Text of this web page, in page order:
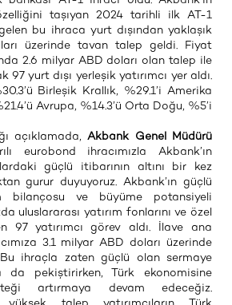
taşıyan 2024 tarihli ilk AT-1
bu ihraca yurt dışından yaklaşık
üzerinde tavan talep geldi. Fiyat
2.6 milyar ABD doları olan talep ile
yurt dışı yerleşik yatırımcı yer aldı.
Birleşik Krallık, %29.1’i Amerika
Avrupa, %14.3’ü Orta Doğu, %5’i
açıklamada,Akbank Genel Müdürü
eurobond ihracımızla Akbank’ın
güçlü itibarının altını bir kez
gurur duyuyoruz. Akbank’ın güçlü
bilançosu ve büyüme potansiyeli
uluslararası yatırım fonlarını ve özel
97 yatırımcı görev aldı. İlave ana
3.1 milyar ABD doları üzerinde
ihraçla zaten güçlü olan sermaye
da pekiştirirken, Türk ekonomisine
artırmaya devam edeceğiz.